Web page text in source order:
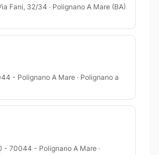
Fani, 32/34 · Polignano A Mare (BA)
- Polignano A Mare · Polignano a
- 70044 - Polignano A Mare ·